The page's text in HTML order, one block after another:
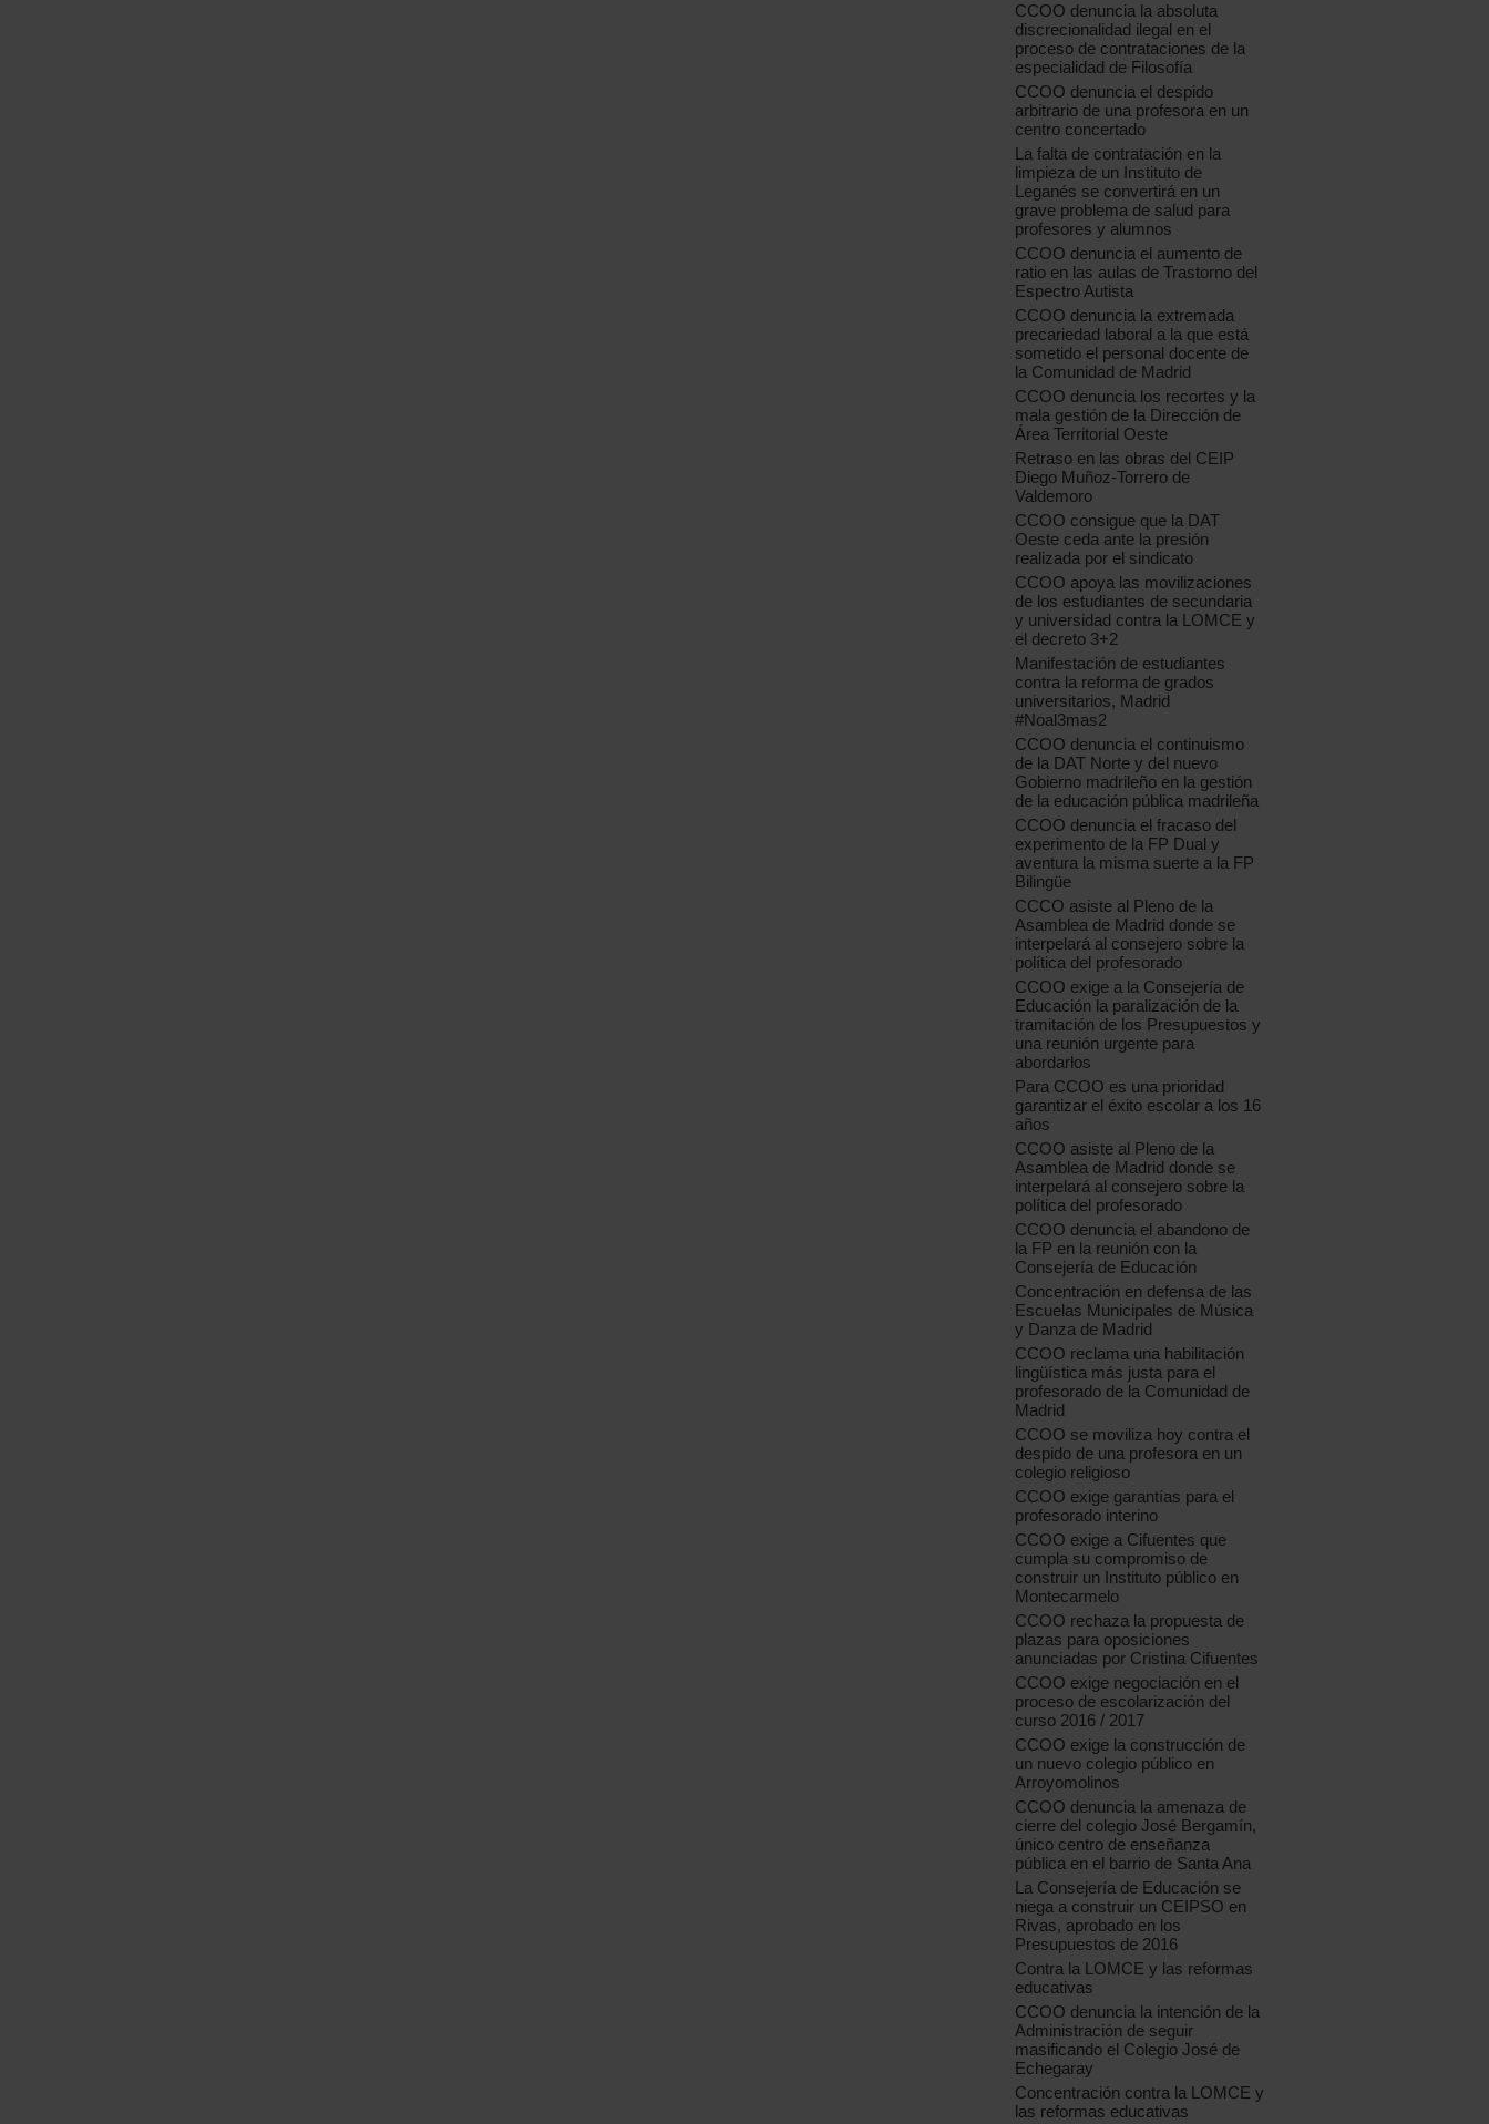
CCOO denuncia la absoluta
discrecionalidad ilegal en el
proceso de contrataciones de la
especialidad de Filosofía
CCOO denuncia el despido
arbitrario de una profesora en un
centro concertado
La falta de contratación en la
limpieza de un Instituto de
Leganés se convertirá en un
grave problema de salud para
profesores y alumnos
CCOO denuncia el aumento de
ratio en las aulas de Trastorno del
Espectro Autista
CCOO denuncia la extremada
precariedad laboral a la que está
sometido el personal docente de
la Comunidad de Madrid
CCOO denuncia los recortes y la
mala gestión de la Dirección de
Área Territorial Oeste
Retraso en las obras del CEIP
Diego Muñoz-Torrero de
Valdemoro
CCOO consigue que la DAT
Oeste ceda ante la presión
realizada por el sindicato
CCOO apoya las movilizaciones
de los estudiantes de secundaria
y universidad contra la LOMCE y
el decreto 3+2
Manifestación de estudiantes
contra la reforma de grados
universitarios, Madrid
#Noal3mas2
CCOO denuncia el continuismo
de la DAT Norte y del nuevo
Gobierno madrileño en la gestión
de la educación pública madrileña
CCOO denuncia el fracaso del
experimento de la FP Dual y
aventura la misma suerte a la FP
Bilingüe
CCCO asiste al Pleno de la
Asamblea de Madrid donde se
interpelará al consejero sobre la
política del profesorado
CCOO exige a la Consejería de
Educación la paralización de la
tramitación de los Presupuestos y
una reunión urgente para
abordarlos
Para CCOO es una prioridad
garantizar el éxito escolar a los 16
años
CCOO asiste al Pleno de la
Asamblea de Madrid donde se
interpelará al consejero sobre la
política del profesorado
CCOO denuncia el abandono de
la FP en la reunión con la
Consejería de Educación
Concentración en defensa de las
Escuelas Municipales de Música
y Danza de Madrid
CCOO reclama una habilitación
lingüística más justa para el
profesorado de la Comunidad de
Madrid
CCOO se moviliza hoy contra el
despido de una profesora en un
colegio religioso
CCOO exige garantías para el
profesorado interino
CCOO exige a Cifuentes que
cumpla su compromiso de
construir un Instituto público en
Montecarmelo
CCOO rechaza la propuesta de
plazas para oposiciones
anunciadas por Cristina Cifuentes
CCOO exige negociación en el
proceso de escolarización del
curso 2016 / 2017
CCOO exige la construcción de
un nuevo colegio público en
Arroyomolinos
CCOO denuncia la amenaza de
cierre del colegio José Bergamín,
único centro de enseñanza
pública en el barrio de Santa Ana
La Consejería de Educación se
niega a construir un CEIPSO en
Rivas, aprobado en los
Presupuestos de 2016
Contra la LOMCE y las reformas
educativas
CCOO denuncia la intención de la
Administración de seguir
masificando el Colegio José de
Echegaray
Concentración contra la LOMCE y
las reformas educativas